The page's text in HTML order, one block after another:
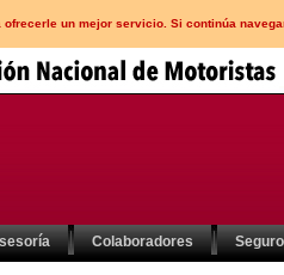
un mejor servicio. Si continúa
Colaboradores